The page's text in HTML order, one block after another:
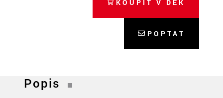
KOUPIT V DEK
POPTAT
Popis